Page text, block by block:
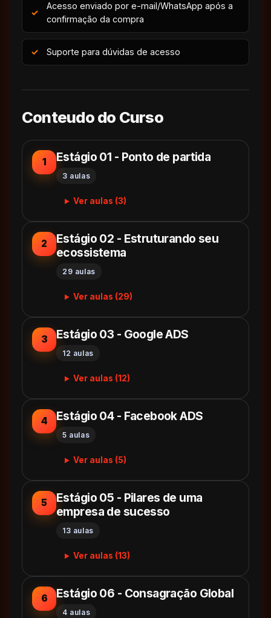
Acesso enviado por e-mail/WhatsApp após a
confirmação da compra
Suporte para dúvidas de acesso
Conteudo do Curso
1 Estágio 01 - Ponto de partida
3 aulas
Ver aulas (3)
2
Estágio 02 - Estruturando seu
ecossistema
29 aulas
Ver aulas (29)
3 Estágio 03 - Google ADS
12 aulas
Ver aulas (12)
4 Estágio 04 - Facebook ADS
5 aulas
Ver aulas (5)
5
Estágio 05 - Pilares de uma
empresa de sucesso
13 aulas
Ver aulas (13)
6 Estágio 06 - Consagração Global
4 aulas